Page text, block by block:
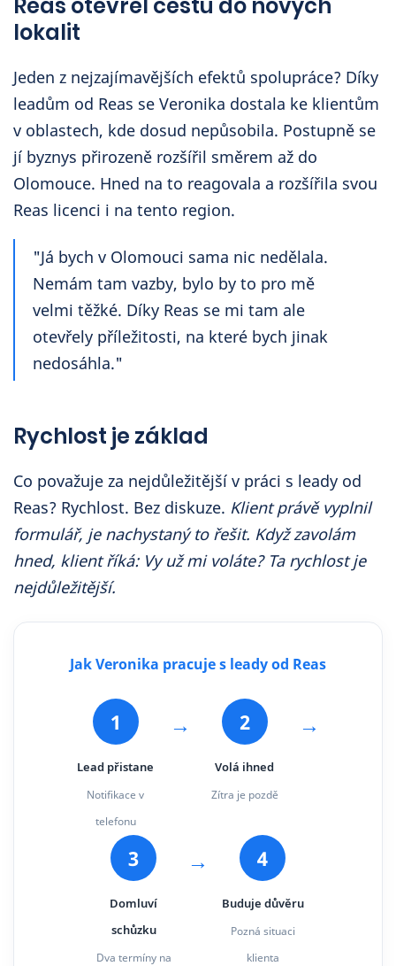
lokalit
Jeden z nejzajímavějších efektů spolupráce? Díky
leadům od Reas se Veronika dostala ke klientům
v oblastech, kde dosud nepůsobila. Postupně se
jí byznys přirozeně rozšířil směrem až do
Olomouce. Hned na to reagovala a rozšířila svou
Reas licenci i na tento region.
"Já bych v Olomouci sama nic nedělala.
Nemám tam vazby, bylo by to pro mě
velmi těžké. Díky Reas se mi tam ale
otevřely příležitosti, na které bych jinak
nedosáhla."
Rychlost je základ
Co považuje za nejdůležitější v práci s leady od
Reas? Rychlost. Bez diskuze. Klient právě vyplnil
formulář, je nachystaný to řešit. Když zavolám
hned, klient říká: Vy už mi voláte? Ta rychlost je
nejdůležitější.
Jak Veronika pracuje s leady od Reas
1
Lead přistane
Notifikace v
telefonu
→ 2
Volá ihned
Zítra je pozdě
→
3
Domluví
schůzku
Dva termíny na
→ 4
Buduje důvěru
Pozná situaci
klienta